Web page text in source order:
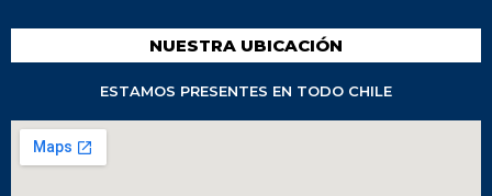
NUESTRA UBICACIÓN
ESTAMOS PRESENTES EN TODO CHILE